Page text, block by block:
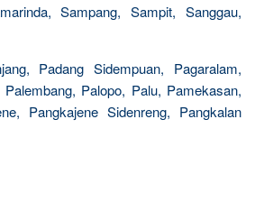
Sampang, Sampit, Sanggau,
Padang Sidempuan, Pagaralam,
Palopo, Palu, Pamekasan,
Pangkajene Sidenreng, Pangkalan